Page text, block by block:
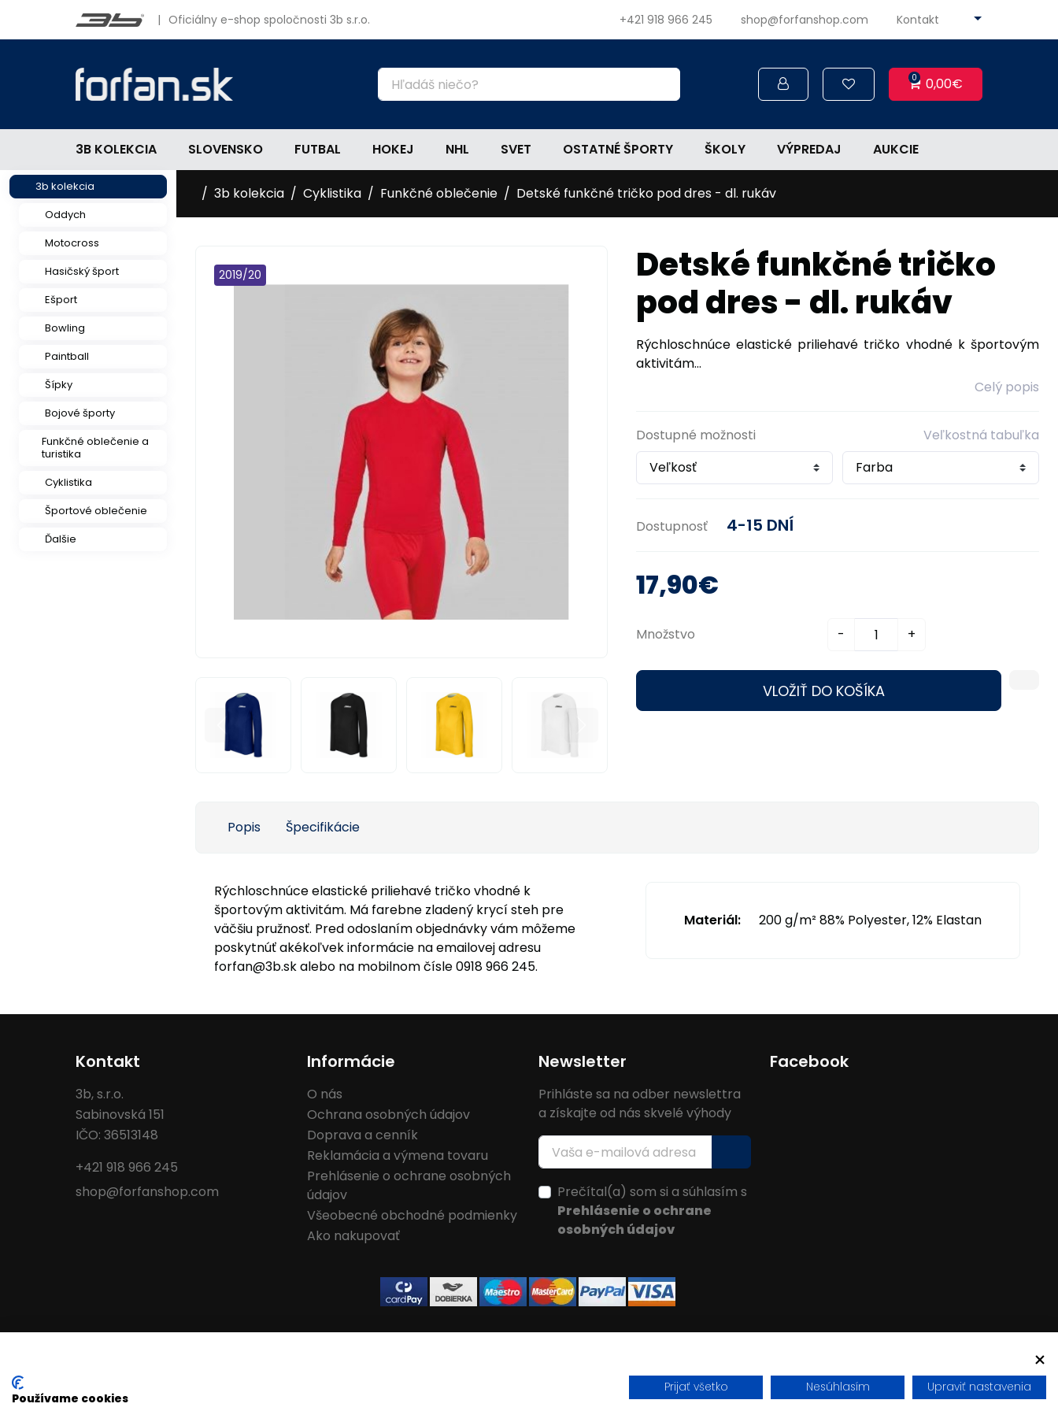
| Oficiálny e-shop spoločnosti 3b s.r.o. +421 918 966 245 shop@forfanshop.com Kontakt
0 0,00€
3B KOLEKCIA SLOVENSKO FUTBAL HOKEJ NHL SVET OSTATNÉ ŠPORTY ŠKOLY VÝPREDAJ AUKCIE
3b kolekcia
Oddych
Motocross
Hasičský šport
Ešport
Bowling
Paintball
Šípky
Bojové športy
Funkčné oblečenie a
turistika
Cyklistika
Športové oblečenie
Ďalšie
3b kolekcia Cyklistika Funkčné oblečenie Detské funkčné tričko pod dres - dl. rukáv
2019/20
Detské funkčné tričko
pod dres - dl. rukáv
Rýchloschnúce elastické priliehavé tričko vhodné k športovým
aktivitám...
Celý popis
Dostupné možnosti Veľkostná tabuľka
Dostupnosť 4-15 DNÍ
17,90€
Množstvo - +
VLOŽIŤ DO KOŠÍKA
Popis Špecifikácie
Rýchloschnúce elastické priliehavé tričko vhodné k
športovým aktivitám. Má farebne zladený krycí steh pre
väčšiu pružnosť. Pred odoslaním objednávky vám môžeme
poskytnúť akékoľvek informácie na emailovej adresu
forfan@3b.sk alebo na mobilnom čísle 0918 966 245.
Materiál: 200 g/m² 88% Polyester, 12% Elastan
Kontakt
3b, s.r.o.
Sabinovská 151
IČO: 36513148
+421 918 966 245
shop@forfanshop.com
Informácie
O nás
Ochrana osobných údajov
Doprava a cenník
Reklamácia a výmena tovaru
Prehlásenie o ochrane osobných
údajov
Všeobecné obchodné podmienky
Ako nakupovať
Newsletter
Prihláste sa na odber newslettra
a získajte od nás skvelé výhody
Prečítal(a) som si a súhlasím s
Prehlásenie o ochrane
osobných údajov
Facebook
Používame cookies
Prijať všetko Nesúhlasím Upraviť nastavenia